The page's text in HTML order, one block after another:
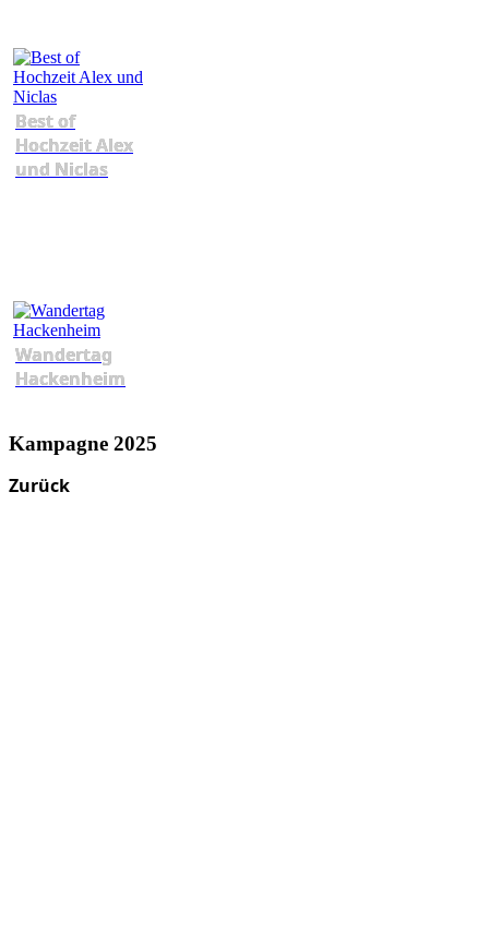
Best of
Hochzeit Alex
und Niclas
Wandertag
Hackenheim
Kampagne 2025
Zurück